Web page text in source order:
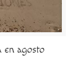
en agosto